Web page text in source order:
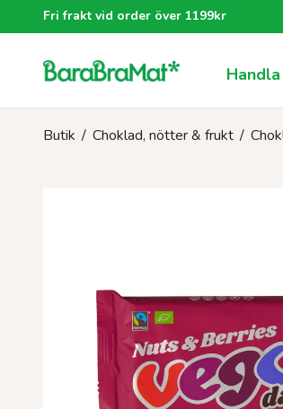
Fri frakt vid order över 1199kr
Handla
Butik / Choklad, nötter & frukt /